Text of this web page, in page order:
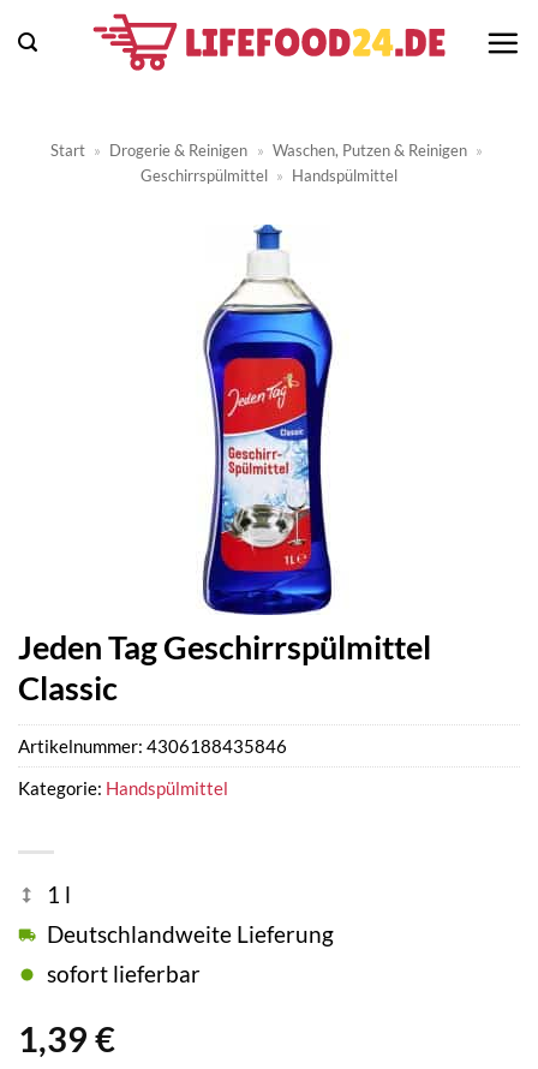
Inhalt
Start » Drogerie & Reinigen » Waschen, Putzen & Reinigen »
Geschirrspülmittel » Handspülmittel
Jeden Tag Geschirrspülmittel
Classic
1,39 €
1 l
Deutschlandweite Lieferung
sofort lieferbar
Artikelnummer: 4306188435846
Kategorie: Handspülmittel